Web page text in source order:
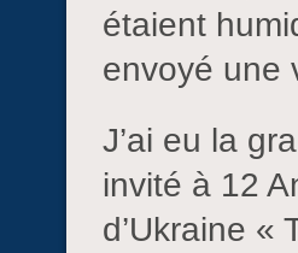
étaient
envoyé une
J’ai eu la
invité à 12
d’Ukraine «